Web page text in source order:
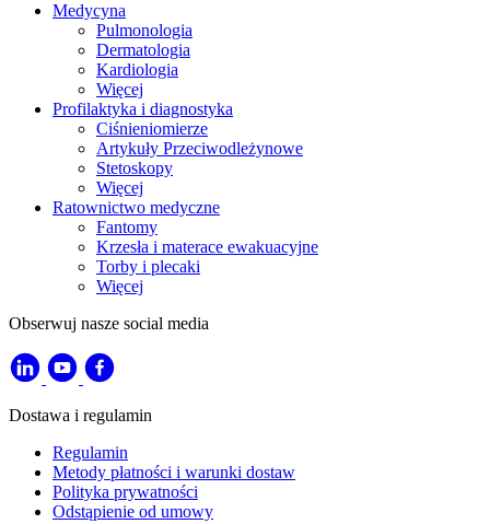
Medycyna
Pulmonologia
Dermatologia
Kardiologia
Więcej
Profilaktyka i diagnostyka
Ciśnieniomierze
Artykuły Przeciwodleżynowe
Stetoskopy
Więcej
Ratownictwo medyczne
Fantomy
Krzesła i materace ewakuacyjne
Torby i plecaki
Więcej
Obserwuj nasze social media
Dostawa i regulamin
Regulamin
Metody płatności i warunki dostaw
Polityka prywatności
Odstąpienie od umowy